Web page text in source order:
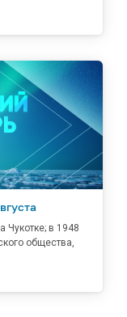
Чукотке; в 1948
общества,